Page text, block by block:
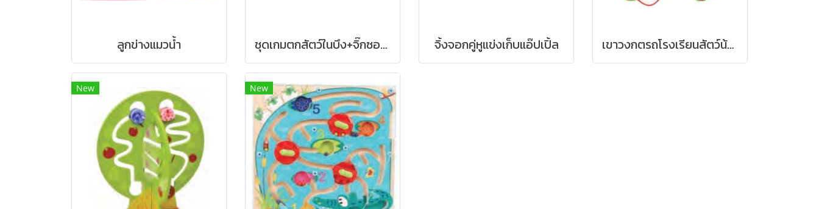
ลูกข่างแมวน้ำ ชุดเกมตกสัตว์ในบึง+จิ๊กซอว์หนองนิทาน 2 ชุด จิ้งจอกคู่หูแข่งเก็บแอ๊ปเปิ้ล เขาวงกตรถโรงเรียนสัตว์น้อย
New New